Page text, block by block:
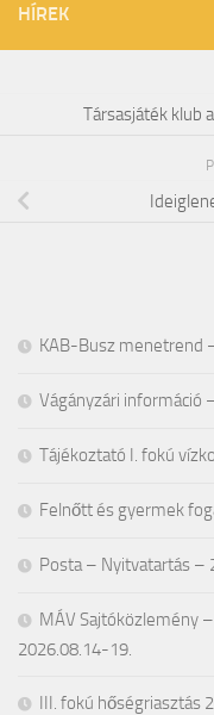
HÍREK
Társasjáték klub
KAB-Busz menetrend
Vágányzári információ
Tájékoztató I. fokú
Felnőtt és gyermek
Posta – Nyitvatartás –
MÁV Sajtóközlemény
2026.08.14-19.
III. fokú hőségriasztás